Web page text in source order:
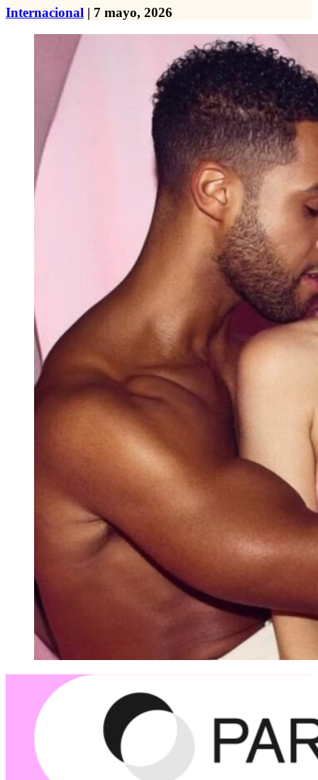
Internacional | 7 mayo, 2026